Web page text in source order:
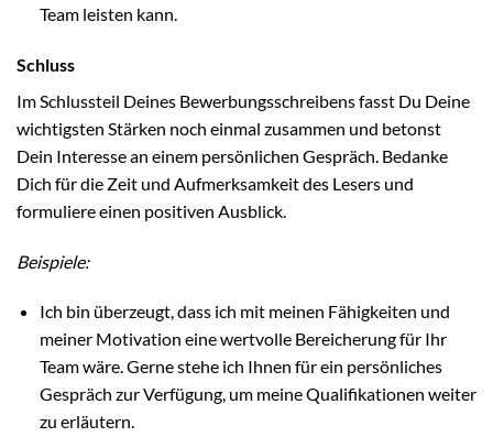
Team leisten kann.
Schluss
Im Schlussteil Deines Bewerbungsschreibens fasst Du Deine
wichtigsten Stärken noch einmal zusammen und betonst
Dein Interesse an einem persönlichen Gespräch. Bedanke
Dich für die Zeit und Aufmerksamkeit des Lesers und
formuliere einen positiven Ausblick.
Beispiele:
Ich bin überzeugt, dass ich mit meinen Fähigkeiten und
meiner Motivation eine wertvolle Bereicherung für Ihr
Team wäre. Gerne stehe ich Ihnen für ein persönliches
Gespräch zur Verfügung, um meine Qualifikationen weiter
zu erläutern.